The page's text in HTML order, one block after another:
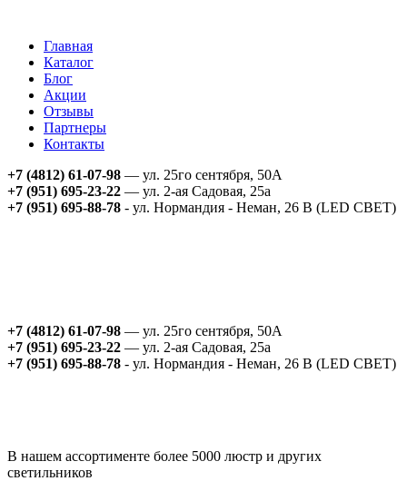
Главная
Каталог
Блог
Акции
Отзывы
Партнеры
Контакты
+7 (4812) 61-07-98 — ул. 25го сентября, 50А
+7 (951) 695-23-22 — ул. 2-ая Садовая, 25а
+7 (951) 695-88-78 - ул. Нормандия - Неман, 26 В (LED СВЕТ)
+7 (4812) 61-07-98 — ул. 25го сентября, 50А
+7 (951) 695-23-22 — ул. 2-ая Садовая, 25а
+7 (951) 695-88-78 - ул. Нормандия - Неман, 26 В (LED СВЕТ)
В нашем ассортименте более 5000 люстр и других
светильников